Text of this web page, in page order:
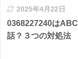
2025年4月22日
0368227240は
話？３つの対処法